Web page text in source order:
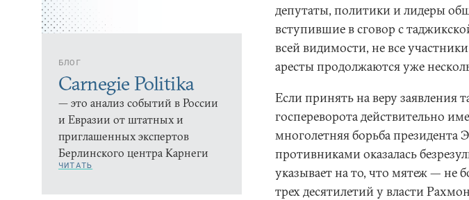
БЛОГ
Carnegie Politika
— это анализ событий в России
и Евразии от штатных и
приглашенных экспертов
Берлинского центра Карнеги
ЧИТАТЬ
депутаты, политики и лидеры
вступившие в сговор с
всей видимости, не все
аресты продолжаются уже
Если принять на веру заявления
госпереворота действительно
многолетняя борьба президента
противниками оказалась
указывает на то, что мятеж — не
трех десятилетий у власти